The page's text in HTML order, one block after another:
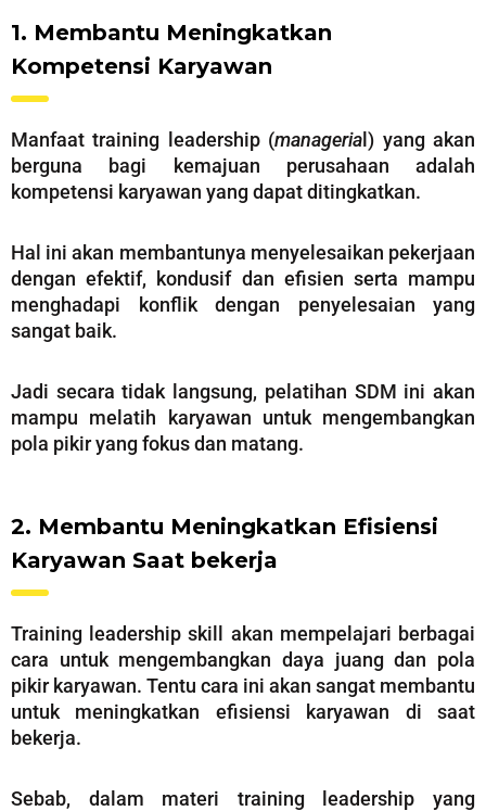
1. Membantu Meningkatkan
Kompetensi Karyawan
Manfaat training leadership (managerial) yang akan
berguna bagi kemajuan perusahaan adalah
kompetensi karyawan yang dapat ditingkatkan.
Hal ini akan membantunya menyelesaikan pekerjaan
dengan efektif, kondusif dan efisien serta mampu
menghadapi konflik dengan penyelesaian yang
sangat baik.
Jadi secara tidak langsung, pelatihan SDM ini akan
mampu melatih karyawan untuk mengembangkan
pola pikir yang fokus dan matang.
2. Membantu Meningkatkan Efisiensi
Karyawan Saat bekerja
Training leadership skill akan mempelajari berbagai
cara untuk mengembangkan daya juang dan pola
pikir karyawan. Tentu cara ini akan sangat membantu
untuk meningkatkan efisiensi karyawan di saat
bekerja.
Sebab, dalam materi training leadership yang